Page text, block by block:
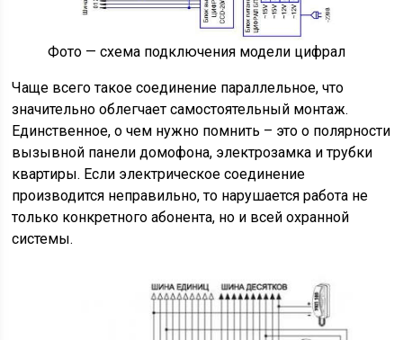
Фото — схема подключения модели цифрал
Чаще всего такое соединение параллельное, что
значительно облегчает самостоятельный монтаж.
Единственное, о чем нужно помнить – это о полярности
вызывной панели домофона, электрозамка и трубки
квартиры. Если электрическое соединение
производится неправильно, то нарушается работа не
только конкретного абонента, но и всей охранной
системы.